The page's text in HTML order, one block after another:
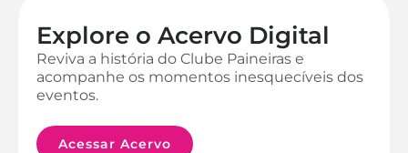
Explore o Acervo Digital
Reviva a história do Clube Paineiras e
acompanhe os momentos inesquecíveis dos
eventos.
Acessar Acervo